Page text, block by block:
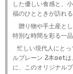
した優しい食感と、
福のひとときが訪れる
贈り物や手土産と
特別な時間を彩る一
忙しい現代人にとっ
ルプレーン 2本setは
に、このオリジナル